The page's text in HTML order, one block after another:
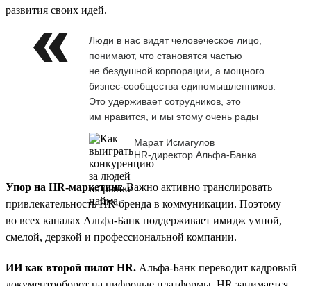
развития своих идей.
Люди в нас видят человеческое лицо,
понимают, что становятся частью
не бездушной корпорации, а мощного
бизнес-сообщества единомышленников.
Это удерживает сотрудников, это
им нравится, и мы этому очень рады
Марат Исмагулов
HR-директор Альфа-Банка
Упор на HR-маркетинг.Важно активно транслировать
привлекательность HR-бренда в коммуникации. Поэтому
во всех каналах Альфа-Банк поддерживает имидж умной,
смелой, дерзкой и профессиональной компании.
ИИ как второй пилот HR. Альфа-Банк переводит кадровый